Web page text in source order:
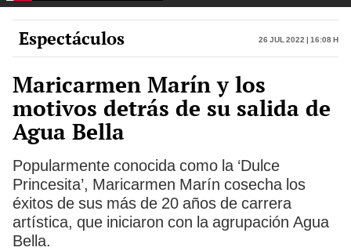
Petroperú | Sin Guion con
Rosa María Palacios
Espectáculos 26 Jul 2022 | 16:08 h
Maricarmen Marín y los
motivos detrás de su salida de
Agua Bella
Popularmente conocida como la ‘Dulce
Princesita’, Maricarmen Marín cosecha los
éxitos de sus más de 20 años de carrera
artística, que iniciaron con la agrupación Agua
Bella.